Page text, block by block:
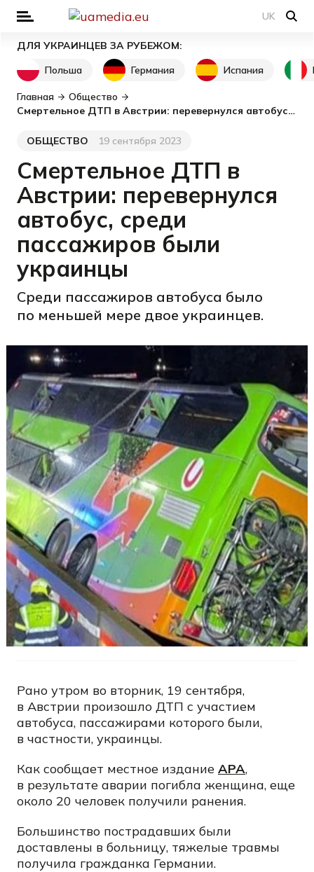
UK
ДЛЯ УКРАИНЦЕВ ЗА РУБЕЖОМ:
Польша
Германия Испания
Главная
Общество
Смертельное ДТП в Австрии: перевернулся автобус, среди пассажиров были украинцы
Категория
ОБЩЕСТВО
Дата публикации19 сентября 2023
Смертельное ДТП в
Австрии: перевернулся
автобус, среди
пассажиров были
украинцы
Среди пассажиров автобуса было
по меньшей мере двое украинцев.
Рано утром во вторник, 19 сентября,
в Австрии произошло ДТП с участием
автобуса, пассажирами которого были,
в частности, украинцы.
Как сообщает местное издание АРА,
в результате аварии погибла женщина, еще
около 20 человек получили ранения.
Большинство пострадавших были
доставлены в больницу, тяжелые травмы
получила гражданка Германии.